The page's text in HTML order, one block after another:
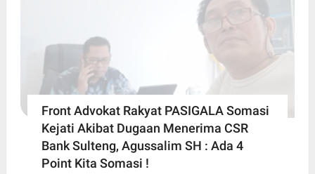
Front Advokat Rakyat PASIGALA Somasi
Kejati Akibat Dugaan Menerima CSR
Bank Sulteng, Agussalim SH : Ada 4
Point Kita Somasi !